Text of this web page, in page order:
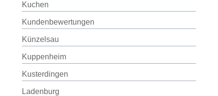
Kuchen
Kundenbewertungen
Künzelsau
Kuppenheim
Kusterdingen
Ladenburg